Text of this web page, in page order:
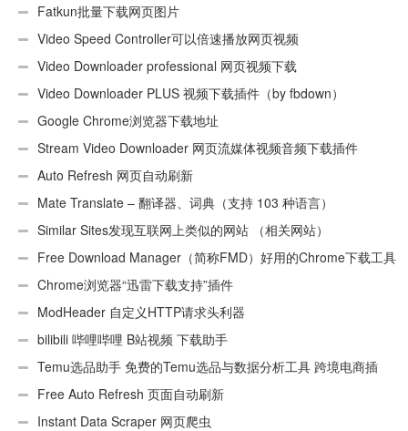
用Android）
Fatkun批量下载网页图片
Video Speed Controller可以倍速播放网页视频
Video Downloader professional 网页视频下载
Video Downloader PLUS 视频下载插件（by fbdown）
Google Chrome浏览器下载地址
Stream Video Downloader 网页流媒体视频音频下载插件
Auto Refresh 网页自动刷新
Mate Translate – 翻译器、词典（支持 103 种语言）
Similar Sites发现互联网上类似的网站 （相关网站）
Free Download Manager（简称FMD）好用的Chrome下载工具
插件Chrome浏览器“迅雷下载支持”插件
ModHeader 自定义HTTP请求头利器
bilibili 哔哩哔哩 B站视频 下载助手
Temu选品助手 免费的Temu选品与数据分析工具 跨境电商插
件 Free Auto Refresh 页面自动刷新
Instant Data Scraper 网页爬虫